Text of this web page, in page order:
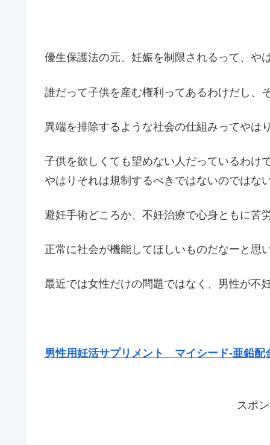
優生保護法の元、妊娠を制限されるって、や
誰だって子供を産む権利ってあるわけだし、
異端を排除するような社会の仕組みってやは
子供を欲しくても望めない人だっているわけ
やはりそれは規制するべきではないのではな
避妊手術どころか、不妊治療で心身ともに苦
正常に社会が機能してほしいものだなーと思い
最近では女性だけの問題ではなく、男性が不
男性用妊活サプリメント マイシード-亜鉛配
スポ